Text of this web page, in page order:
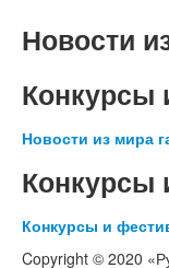
Новости
Конкурсы
Новости из мира
Конкурсы
Конкурсы и
Copyright © 2020